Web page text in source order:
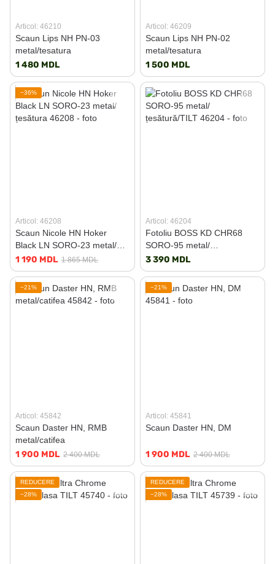
Articol: 46210
Scaun Lips NH PN-03
metal/tesatura
1 480 MDL
Articol: 46209
Scaun Lips NH PN-02
metal/tesatura
1 500 MDL
−36%
Articol: 46208
Scaun Nicole HN Hoker
Black LN SORO-23 metal/
țesătura
1 190 MDL 1 865 MDL
Articol: 46204
Fotoliu BOSS KD CHR68
SORO-95 metal/
țesătură/TILT
3 390 MDL
−21%
Articol: 45842
Scaun Daster HN, RMB
metal/catifea
1 900 MDL 2 400 MDL
−21%
Articol: 45841
Scaun Daster HN, DM
1 900 MDL 2 400 MDL
REDUCERE
−28%
REDUCERE
−28%